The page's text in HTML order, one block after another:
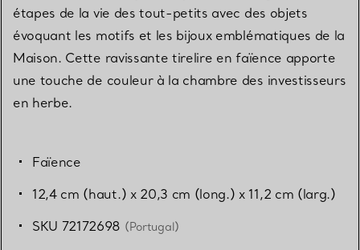
étapes de la vie des tout-petits avec des objets
évoquant les motifs et les bijoux emblématiques de la
Maison. Cette ravissante tirelire en faïence apporte
une touche de couleur à la chambre des investisseurs
en herbe.
Faïence
12,4 cm (haut.) x 20,3 cm (long.) x 11,2 cm (larg.)
SKU 72172698 (Portugal)